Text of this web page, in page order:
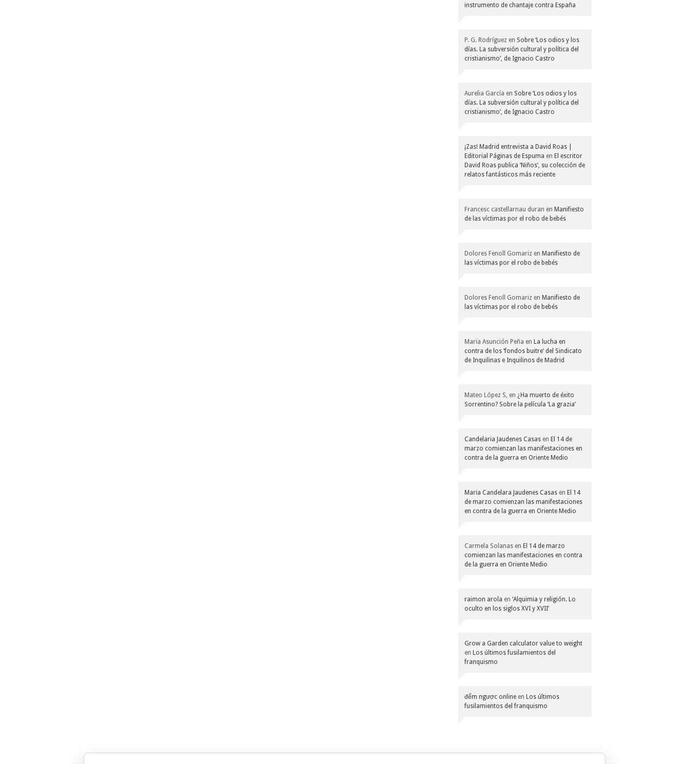
instrumento de chantaje contra España
P. G. Rodríguez en Sobre ‘Los odios y los
días. La subversión cultural y política del
cristianismo’, de Ignacio Castro
Aurelia García en Sobre ‘Los odios y los
días. La subversión cultural y política del
cristianismo’, de Ignacio Castro
¡Zas! Madrid entrevista a David Roas |
Editorial Páginas de Espuma en El escritor
David Roas publica ‘Niños’, su colección de
relatos fantásticos más reciente
Francesc castellarnau duran en Manifiesto
de las víctimas por el robo de bebés
Dolores Fenoll Gomariz en Manifiesto de
las víctimas por el robo de bebés
Dolores Fenoll Gomariz en Manifiesto de
las víctimas por el robo de bebés
Maria Asunción Peña en La lucha en
contra de los ‘fondos buitre’ del Sindicato
de Inquilinas e Inquilinos de Madrid
Mateo López S, en ¿Ha muerto de éxito
Sorrentino? Sobre la película ‘La grazia’
Candelaria Jaudenes Casas en El 14 de
marzo comienzan las manifestaciones en
contra de la guerra en Oriente Medio
Maria Candelara Jaudenes Casas en El 14
de marzo comienzan las manifestaciones
en contra de la guerra en Oriente Medio
Carmela Solanas en El 14 de marzo
comienzan las manifestaciones en contra
de la guerra en Oriente Medio
raimon arola en ‘Alquimia y religión. Lo
oculto en los siglos XVI y XVII’
Grow a Garden calculator value to weight
en Los últimos fusilamientos del
franquismo
đếm ngược online en Los últimos
fusilamientos del franquismo